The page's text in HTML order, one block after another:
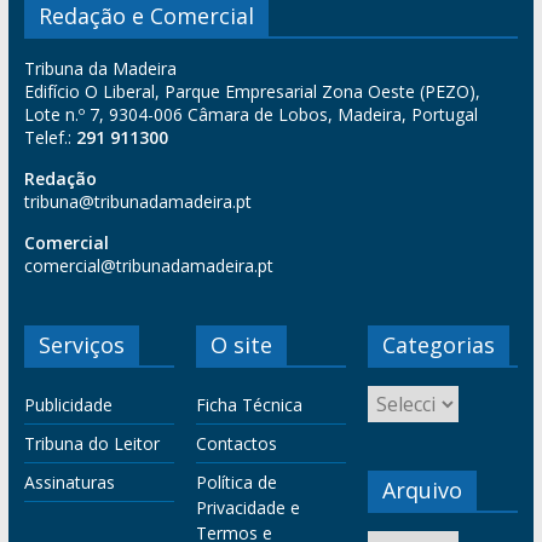
Redação e Comercial
Tribuna da Madeira
Edifício O Liberal, Parque Empresarial Zona Oeste (PEZO),
Lote n.º 7, 9304-006 Câmara de Lobos, Madeira, Portugal
Telef.: 291 911300
Redação
tribuna@tribunadamadeira.pt
Comercial
comercial@tribunadamadeira.pt
Serviços
Publicidade
Tribuna do Leitor
Assinaturas
O site
Ficha Técnica
Contactos
Política de
Privacidade e
Termos e
Categorias
Arquivo